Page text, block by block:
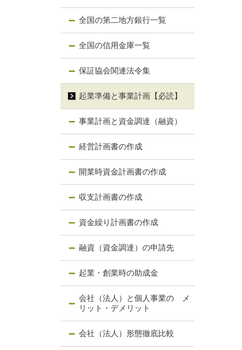
全国の第二地方銀行一覧
全国の信用金庫一覧
保証協会関連法令集
起業準備と事業計画【必読】
事業計画と資金調達（融資）
経営計画書の作成
開業時資金計画書の作成
収支計画書の作成
資金繰り計画書の作成
融資（資金調達）の申請先
起業・創業時の助成金
会社（法人）と個人事業の メ
リット・デメリット
会社（法人）形態徹底比較